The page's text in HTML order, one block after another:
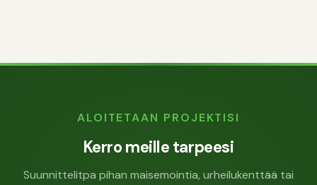
ALOITETAAN PROJEKTISI
Kerro meille tarpeesi
Suunnittelitpa pihan maisemointia, urheilukenttää tai